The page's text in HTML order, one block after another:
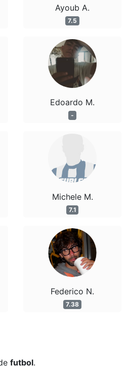
Ayoub A.
7.5
Edoardo M.
-
Michele M.
7.1
Federico N.
7.38
futbol.